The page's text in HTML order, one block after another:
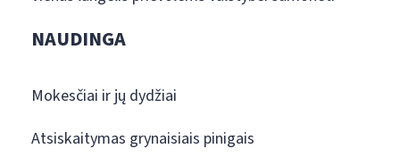
NAUDINGA
Mokesčiai ir jų dydžiai
Atsiskaitymas grynaisiais pinigais